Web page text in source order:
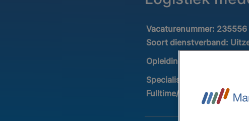
Vacaturenummer: 235556
Soort dienstverband:
Opleiding :
Specialisatie:
Fulltime/Parttime:Fulltime